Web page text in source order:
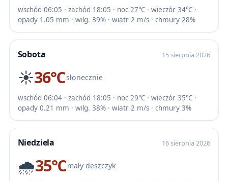
wschód 06:05 · zachód 18:05 · noc 27℃ · wieczór 34℃ ·
opady 1.05 mm · wilg. 39% · wiatr 2 m/s · chmury 28%
Sobota 15 sierpnia 2026
☀️36℃słonecznie
wschód 06:04 · zachód 18:05 · noc 29℃ · wieczór 35℃ ·
opady 0.21 mm · wilg. 38% · wiatr 2 m/s · chmury 3%
Niedziela 16 sierpnia 2026
🌧️35℃mały deszczyk